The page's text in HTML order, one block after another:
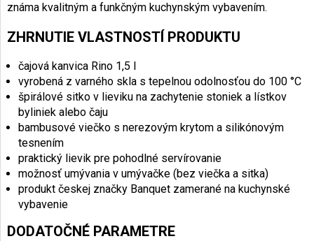
známa kvalitným a funkčným kuchynským vybavením.
ZHRNUTIE VLASTNOSTÍ PRODUKTU
čajová kanvica Rino 1,5 l
vyrobená z varného skla s tepelnou odolnosťou do 100 °C
špirálové sitko v lieviku na zachytenie stoniek a lístkov
byliniek alebo čaju
bambusové viečko s nerezovým krytom a silikónovým
tesnením
praktický lievik pre pohodlné servírovanie
možnosť umývania v umývačke (bez viečka a sitka)
produkt českej značky Banquet zamerané na kuchynské
vybavenie
DODATOČNÉ PARAMETRE